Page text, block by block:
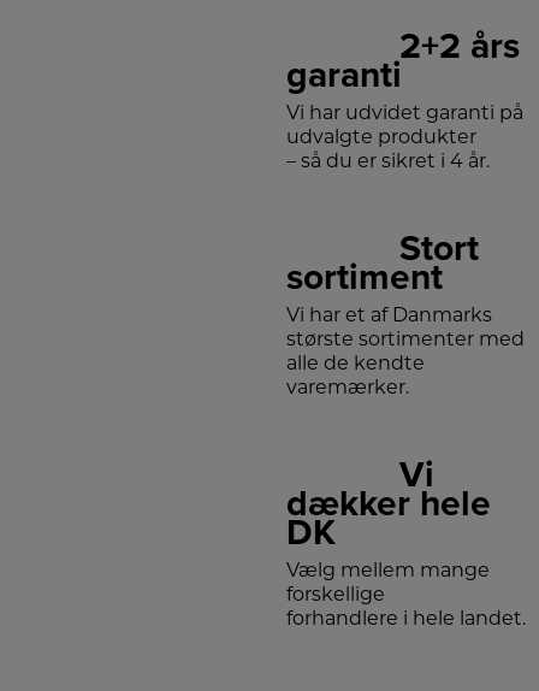
2+2 års
garanti
Vi har udvidet garanti på
udvalgte produkter
– så du er sikret i 4 år.
Stort
sortiment
Vi har et af Danmarks
største sortimenter med
alle de kendte
varemærker.
Vi
dækker hele
DK
Vælg mellem mange
forskellige
forhandlere i hele landet.